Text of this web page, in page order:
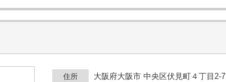
住所 大阪府大阪市 中央区伏見町４丁目2-7